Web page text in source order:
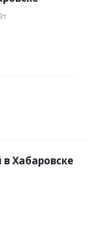
Хабаровске